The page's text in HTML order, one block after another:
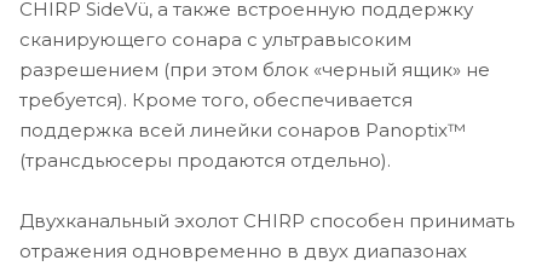
и т.д. Кроме того, вы можете управлять потоковым
видео от беспроводной камеры GC™ 100 и экшн-
камер VIRB®. Встроенная беспроводная технология
ANT обеспечивает непосредственное подключение к
морским часам quatix®, датчику gWind™ Wireless 2 и
CHIRP SideVü, а также встроенную поддержку
сканирующего сонара с ультравысоким
разрешением (при этом блок «черный ящик» не
требуется). Кроме того, обеспечивается
поддержка всей линейки сонаров Panoptix™
(трансдьюсеры продаются отдельно).
Двухканальный эхолот CHIRP способен принимать
отражения одновременно в двух диапазонах